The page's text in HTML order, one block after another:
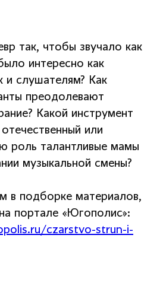
так, чтобы звучало как
интересно как
и слушателям? Как
преодолевают
Какой инструмент
или
роль талантливые мамы
музыкальной смены?
в подборке материалов,
портале «Югополис»:
czarstvo-strun-i-